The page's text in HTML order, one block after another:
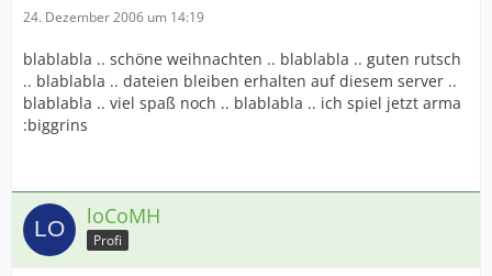
24. Dezember 2006 um 14:19
blablabla .. schöne weihnachten .. blablabla .. guten rutsch
.. blablabla .. dateien bleiben erhalten auf diesem server ..
blablabla .. viel spaß noch .. blablabla .. ich spiel jetzt arma
:biggrins
loCoMH
Profi